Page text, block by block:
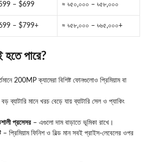
– $699 ≈ ৳৫০,০০০ – ৳৫৮,০০০
– $799+ ≈ ৳৫৮,০০০ – ৳৬৫,০০০+
হতে পারে?
200MP ক্যামেরা বিশিষ্ট ফোনগুলোও প্রিমিয়াম বা
ব্যাটারি মানে খরচ বেড়ে যায় ব্যাটারি সেল ও প্যাকিং
প্রসেসর – এগুলো দাম বাড়াতে ভূমিকা রাখে।
– প্রিমিয়াম ফিনিশ ও বিল্ড মান সবই প্রাইস-লেবেলের ওপর